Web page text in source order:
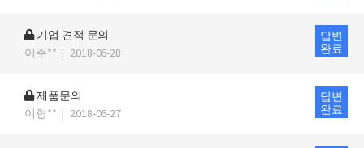
기업 견적 문의
이주** | 2018-06-28
답변
완료
제품문의
이형** | 2018-06-27
답변
완료